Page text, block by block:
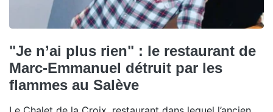
"Je n’ai plus rien" : le restaurant de
Marc-Emmanuel détruit par les
flammes au Salève